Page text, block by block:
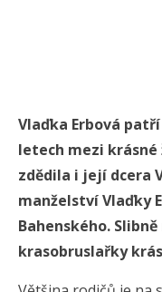
Vlaďka Erbová
letech mezi krásné
zdědila i její dcera
manželství Vlaďky
Bahenského.
krasobruslařky